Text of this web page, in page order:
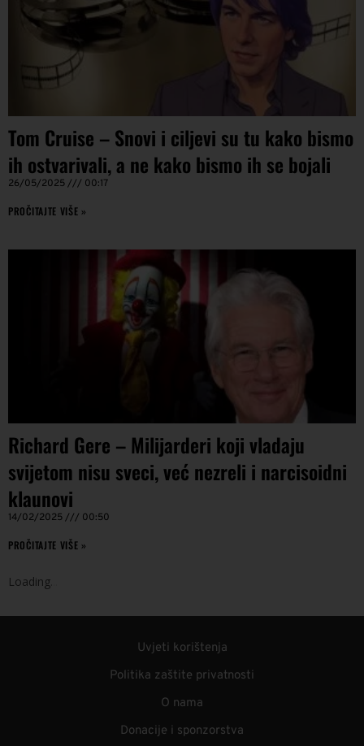
Tom Cruise – Snovi i ciljevi su tu kako bismo
ih ostvarivali, a ne kako bismo ih se bojali
26/05/2025 00:17
PROČITAJTE VIŠE »
Richard Gere – Milijarderi koji vladaju
svijetom nisu sveci, već nezreli i narcisoidni
klaunovi
14/02/2025 00:50
PROČITAJTE VIŠE »
Loading
Uvjeti korištenja
Politika zaštite privatnosti
O nama
Donacije i sponzorstva